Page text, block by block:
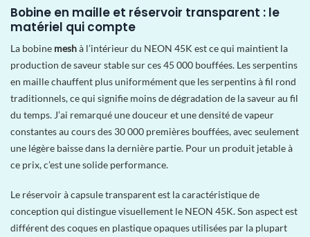
Bobine en maille et réservoir transparent : le
matériel qui compte
La bobine meshà l’intérieur du NEON 45K est ce qui maintient la
production de saveur stable sur ces 45 000 bouffées. Les serpentins
en maille chauffent plus uniformément que les serpentins à fil rond
traditionnels, ce qui signifie moins de dégradation de la saveur au fil
du temps. J’ai remarqué une douceur et une densité de vapeur
constantes au cours des 30 000 premières bouffées, avec seulement
une légère baisse dans la dernière partie. Pour un produit jetable à
ce prix, c’est une solide performance.
Le réservoir à capsule transparentest la caractéristique de
conception qui distingue visuellement le NEON 45K. Son aspect est
différent des coques en plastique opaques utilisées par la plupart